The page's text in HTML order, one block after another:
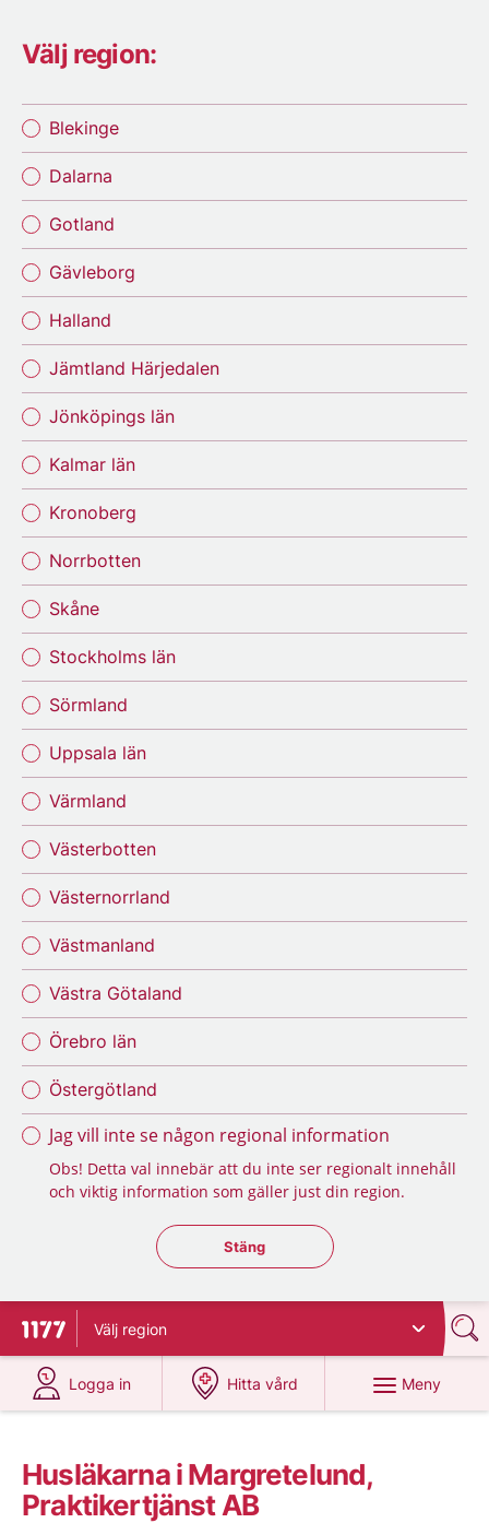
Välj region:
Blekinge
Dalarna
Gotland
Gävleborg
Halland
Jämtland Härjedalen
Jönköpings län
Kalmar län
Kronoberg
Norrbotten
Skåne
Stockholms län
Sörmland
Uppsala län
Värmland
Västerbotten
Västernorrland
Västmanland
Västra Götaland
Örebro län
Östergötland
Jag vill inte se någon regional information
Obs! Detta val innebär att du inte ser regionalt innehåll
och viktig information som gäller just din region.
Stäng regionsväljaren
Stäng
Till startsidan för 1177
Välj region
Logga in
på 1177.se
Hitta vård
på 1177.se
Meny
Husläkarna i Margretelund,
Praktikertjänst AB